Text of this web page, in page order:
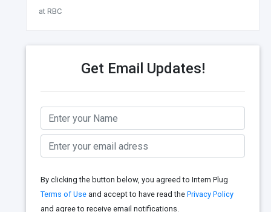
at RBC
Get Email Updates!
By clicking the button below, you agreed to Intern Plug
Terms of Use and accept to have read the Privacy Policy
and agree to receive email notifications.